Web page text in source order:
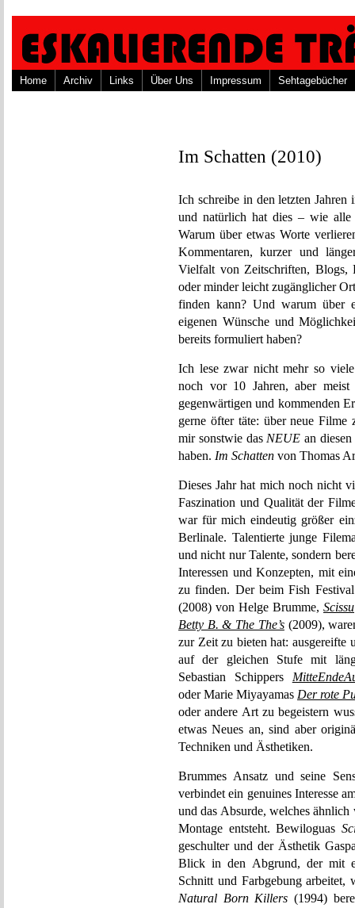
Home Archiv Links Über Uns Impressum Sehtagebücher
Im Schatten (2010)
Ich schreibe in den letzten
und natürlich hat dies – wie alle
Warum über etwas Worte
Kommentaren, kurzer und
Vielfalt von Zeitschriften, Blogs,
oder minder leicht zugänglicher
finden kann? Und warum über
eigenen Wünsche und
bereits formuliert haben?
Ich lese zwar nicht mehr so
noch vor 10 Jahren, aber meist
gegenwärtigen und kommenden
gerne öfter täte: über neue Filme
mir sonstwie das NEUE an
haben. Im Schatten von Thomas
Dieses Jahr hat mich noch nicht
Faszination und Qualität der
war für mich eindeutig größer
Berlinale. Talentierte junge
und nicht nur Talente, sondern
Interessen und Konzepten, mit
zu finden. Der beim Fish
(2008) von Helge Brumme, Scissu
Betty B. & The The’s(2009),
zur Zeit zu bieten hat: ausgereifte
auf der gleichen Stufe mit
Sebastian Schippers
oder Marie Miyayamas Der rote
oder andere Art zu begeistern
etwas Neues an, sind aber
Techniken und Ästhetiken.
Brummes Ansatz und seine
verbindet ein genuines Interesse
und das Absurde, welches
Montage entsteht. Bewiloguas
geschulter und der Ästhetik
Blick in den Abgrund, der mit
Schnitt und Farbgebung arbeitet,
Natural Born Killers (1994)